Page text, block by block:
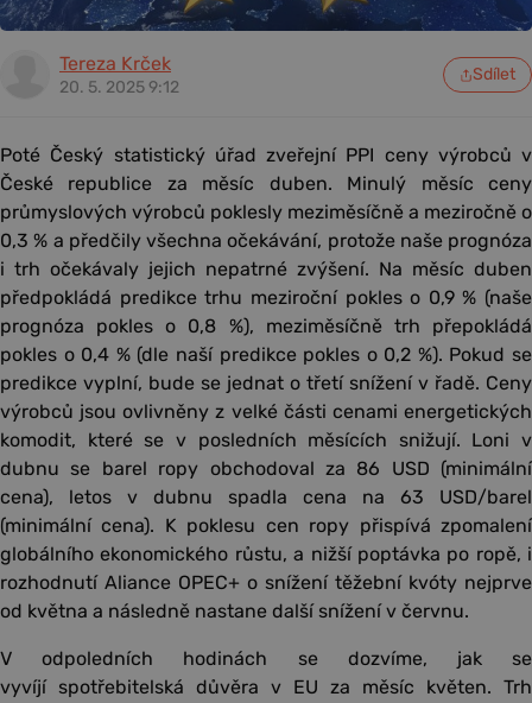
Tereza Krček
20. 5. 2025 9:12
Sdílet
Poté Český statistický úřad zveřejní PPI ceny výrobců v
České republice za měsíc duben. Minulý měsíc ceny
průmyslových výrobců poklesly meziměsíčně a meziročně o
0,3 % a předčily všechna očekávání, protože naše prognóza
i trh očekávaly jejich nepatrné zvýšení. Na měsíc duben
předpokládá predikce trhu meziroční pokles o 0,9 % (naše
prognóza pokles o 0,8 %), meziměsíčně trh přepokládá
pokles o 0,4 % (dle naší predikce pokles o 0,2 %). Pokud se
predikce vyplní, bude se jednat o třetí snížení v řadě. Ceny
výrobců jsou ovlivněny z velké části cenami energetických
komodit, které se v posledních měsících snižují. Loni v
dubnu se barel ropy obchodoval za 86 USD (minimální
cena), letos v dubnu spadla cena na 63 USD/barel
(minimální cena). K poklesu cen ropy přispívá zpomalení
globálního ekonomického růstu, a nižší poptávka po ropě, i
rozhodnutí Aliance OPEC+ o snížení těžební kvóty nejprve
od května a následně nastane další snížení v červnu.
V odpoledních hodinách se dozvíme, jak se
vyvíjí spotřebitelská důvěra v EU za měsíc květen. Trh